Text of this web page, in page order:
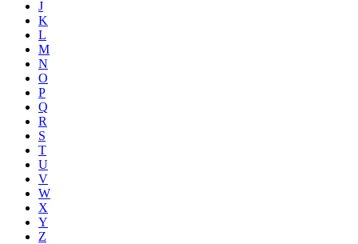
J
K
L
M
N
O
P
Q
R
S
T
U
V
W
X
Y
Z